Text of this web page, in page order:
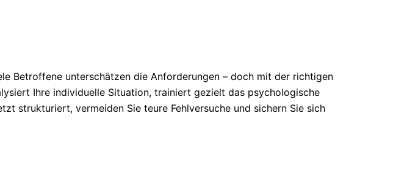
Betroffene unterschätzen die Anforderungen – doch mit der richtigen
Ihre individuelle Situation, trainiert gezielt das psychologische
strukturiert, vermeiden Sie teure Fehlversuche und sichern Sie sich